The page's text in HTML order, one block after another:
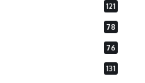
121
78
76
131